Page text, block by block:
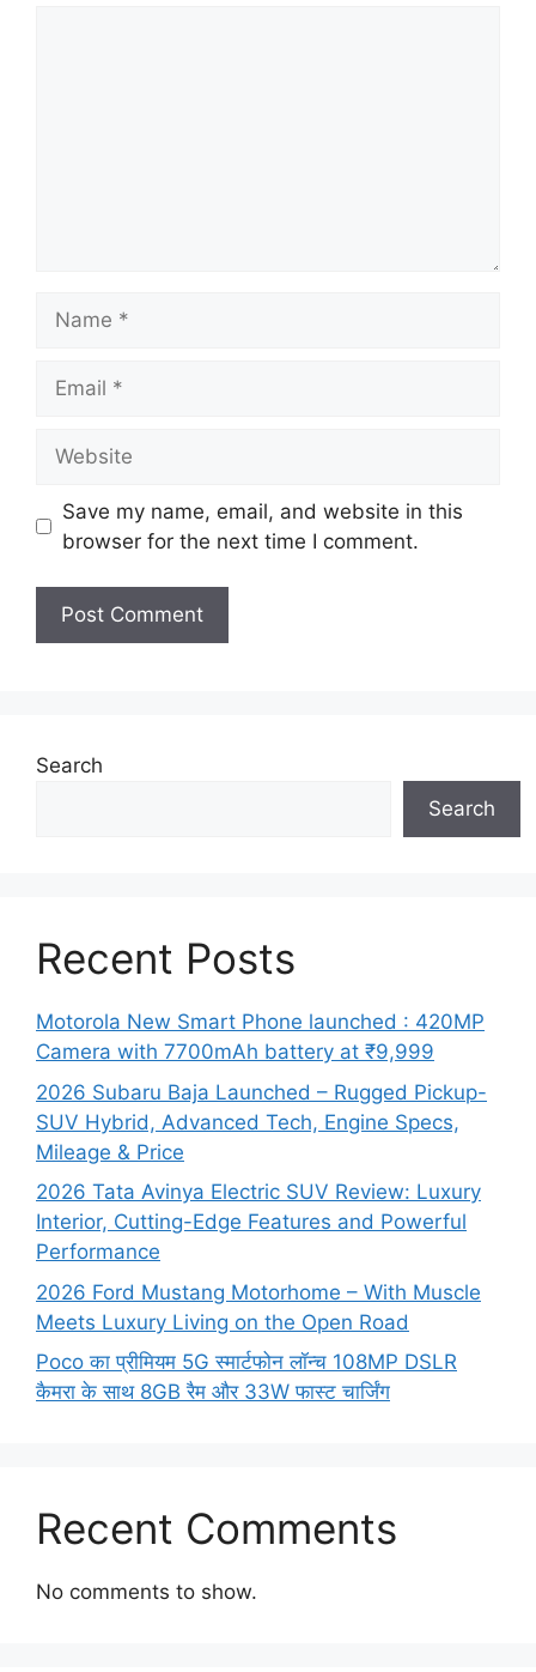
Save my name, email, and website in this
browser for the next time I comment.
Search
Search
Recent Posts
Motorola New Smart Phone launched : 420MP
Camera with 7700mAh battery at ₹9,999
2026 Subaru Baja Launched – Rugged Pickup-
SUV Hybrid, Advanced Tech, Engine Specs,
Mileage & Price
2026 Tata Avinya Electric SUV Review: Luxury
Interior, Cutting-Edge Features and Powerful
Performance
2026 Ford Mustang Motorhome – With Muscle
Meets Luxury Living on the Open Road
Poco का प्रीमियम 5G स्मार्टफोन लॉन्च 108MP DSLR
कैमरा के साथ 8GB रैम और 33W फास्ट चार्जिंग
Recent Comments
No comments to show.